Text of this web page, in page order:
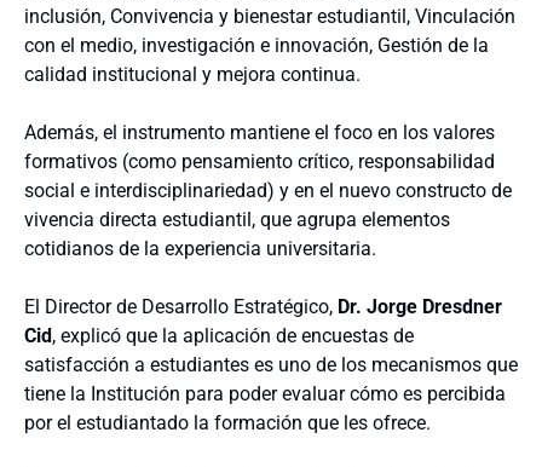
inclusión, Convivencia y bienestar estudiantil, Vinculación
con el medio, investigación e innovación, Gestión de la
calidad institucional y mejora continua.
Además, el instrumento mantiene el foco en los valores
formativos (como pensamiento crítico, responsabilidad
social e interdisciplinariedad) y en el nuevo constructo de
vivencia directa estudiantil, que agrupa elementos
cotidianos de la experiencia universitaria.
El Director de Desarrollo Estratégico, Dr. Jorge Dresdner
Cid, explicó que la aplicación de encuestas de
satisfacción a estudiantes es uno de los mecanismos que
tiene la Institución para poder evaluar cómo es percibida
por el estudiantado la formación que les ofrece.